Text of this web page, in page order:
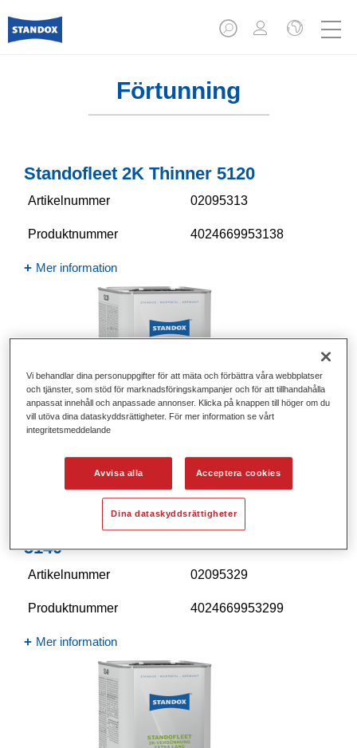
Förtunning
Standofleet 2K Thinner 5120​
Artikelnummer 02095313
Produktnummer 4024669953138
Mer information
Standofleet 2K Thinner Extra Slow
5140​
Artikelnummer 02095329
Produktnummer 4024669953299
Mer information
Vi behandlar dina personuppgifter för att mäta och förbättra våra webbplatser
och tjänster, som stöd för marknadsföringskampanjer och för att tillhandahålla
anpassat innehåll och anpassade annonser. Klicka på knappen till höger om du
vill utöva dina dataskyddsrättigheter. För mer information se vårt
integritetsmeddelande
Avvisa alla Acceptera cookies
Dina dataskyddsrättigheter